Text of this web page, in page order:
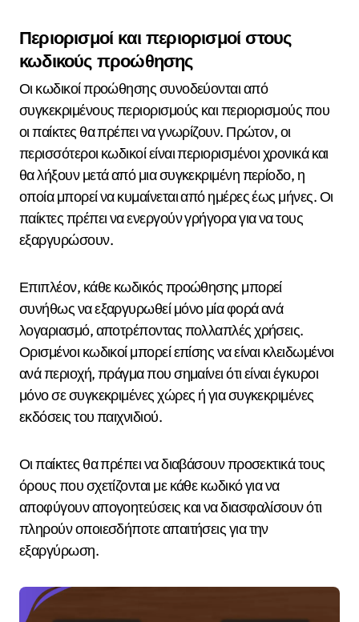
Περιορισμοί και περιορισμοί στους
κωδικούς προώθησης
Οι κωδικοί προώθησης συνοδεύονται από
συγκεκριμένους περιορισμούς και περιορισμούς που
οι παίκτες θα πρέπει να γνωρίζουν. Πρώτον, οι
περισσότεροι κωδικοί είναι περιορισμένοι χρονικά και
θα λήξουν μετά από μια συγκεκριμένη περίοδο, η
οποία μπορεί να κυμαίνεται από ημέρες έως μήνες. Οι
παίκτες πρέπει να ενεργούν γρήγορα για να τους
εξαργυρώσουν.
Επιπλέον, κάθε κωδικός προώθησης μπορεί
συνήθως να εξαργυρωθεί μόνο μία φορά ανά
λογαριασμό, αποτρέποντας πολλαπλές χρήσεις.
Ορισμένοι κωδικοί μπορεί επίσης να είναι κλειδωμένοι
ανά περιοχή, πράγμα που σημαίνει ότι είναι έγκυροι
μόνο σε συγκεκριμένες χώρες ή για συγκεκριμένες
εκδόσεις του παιχνιδιού.
Οι παίκτες θα πρέπει να διαβάσουν προσεκτικά τους
όρους που σχετίζονται με κάθε κωδικό για να
αποφύγουν απογοητεύσεις και να διασφαλίσουν ότι
πληρούν οποιεσδήποτε απαιτήσεις για την
εξαργύρωση.